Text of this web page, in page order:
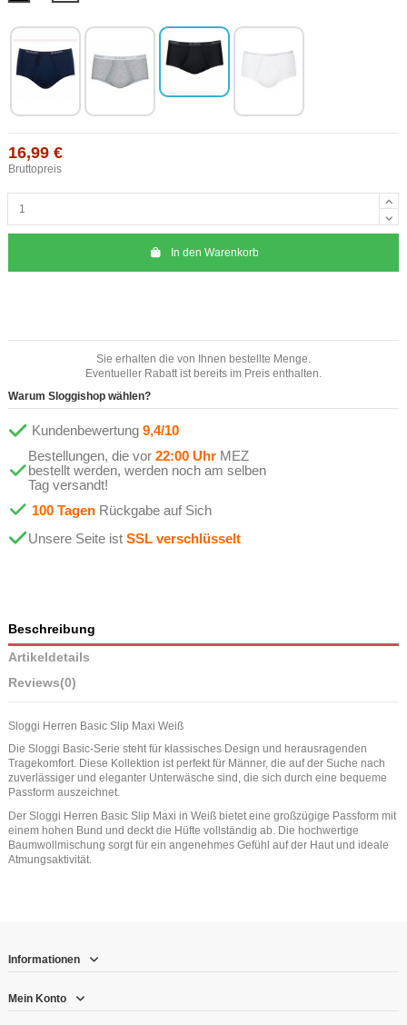
16,99 €
Bruttopreis
In den Warenkorb
Sie erhalten die von Ihnen bestellte Menge.
Eventueller Rabatt ist bereits im Preis enthalten.
Warum Sloggishop wählen?
Kundenbewertung 9,4/10
Bestellungen, die vor 22:00 Uhr MEZ
bestellt werden, werden noch am selben
Tag versandt!
100 Tagen Rückgabe auf Sich
Unsere Seite ist SSL verschlüsselt
Beschreibung
Artikeldetails
Reviews(0)
Sloggi Herren Basic Slip Maxi Weiß
Die Sloggi Basic-Serie steht für klassisches Design und herausragenden
Tragekomfort. Diese Kollektion ist perfekt für Männer, die auf der Suche nach
zuverlässiger und eleganter Unterwäsche sind, die sich durch eine bequeme
Passform auszeichnet.
Der Sloggi Herren Basic Slip Maxi in Weiß bietet eine großzügige Passform mit
einem hohen Bund und deckt die Hüfte vollständig ab. Die hochwertige
Baumwollmischung sorgt für ein angenehmes Gefühl auf der Haut und ideale
Atmungsaktivität.
Informationen
Mein Konto